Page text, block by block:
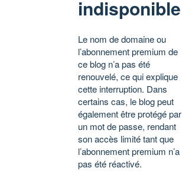
indisponible
Le nom de domaine ou
l’abonnement premium de
ce blog n’a pas été
renouvelé, ce qui explique
cette interruption. Dans
certains cas, le blog peut
également être protégé par
un mot de passe, rendant
son accès limité tant que
l’abonnement premium n’a
pas été réactivé.